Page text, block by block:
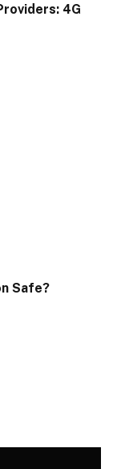
4G
Safe?